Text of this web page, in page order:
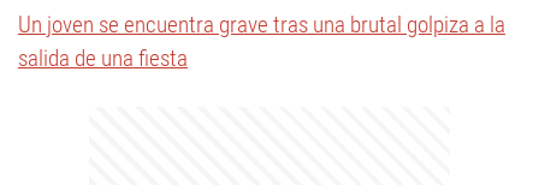
Un joven se encuentra grave tras una brutal golpiza a la
salida de una fiesta